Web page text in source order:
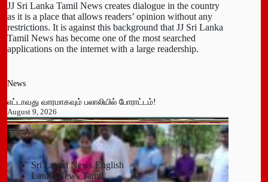
JJ Sri Lanka Tamil News creates dialogue in the country
as it is a place that allows readers’ opinion without any
restrictions. It is against this background that JJ Sri Lanka
Tamil News has become one of the most searched
applications on the internet with a large readership.
News
எட்டாவது வாரமாகவும் பலாலியில் போராட்டம்!
August 9, 2026
பதுளை மாநகர சபையின் NPP உறுப்பினர் திடீர் ராஜினாமா!
July 14, 2026
Sri Lanka News English
Lanka News Tamil